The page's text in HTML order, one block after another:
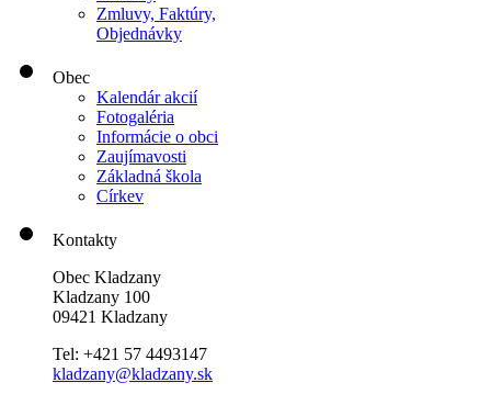
Zmluvy, Faktúry,
Objednávky
Obec
Kalendár akcií
Fotogaléria
Informácie o obci
Zaujímavosti
Základná škola
Církev
Kontakty
Obec Kladzany
Kladzany 100
09421 Kladzany
Tel: +421 57 4493147
kladzany@kladzany.sk